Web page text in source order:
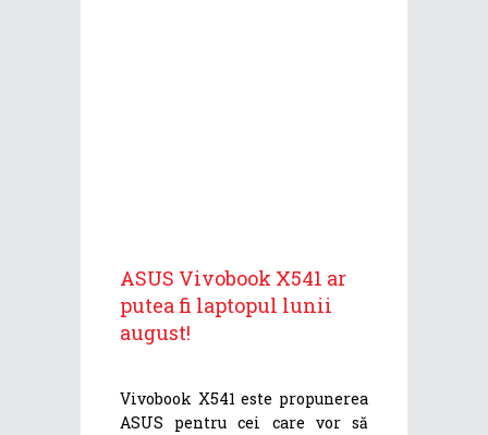
ASUS Vivobook X541 ar
putea fi laptopul lunii
august!
Vivobook X541 este propunerea
ASUS pentru cei care vor să